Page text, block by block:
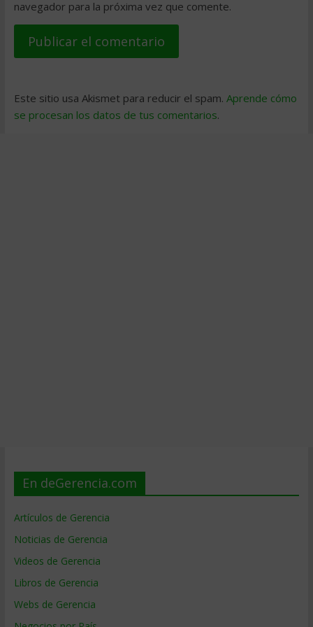
navegador para la próxima vez que comente.
Este sitio usa Akismet para reducir el spam. Aprende cómo
se procesan los datos de tus comentarios.
En deGerencia.com
Artículos de Gerencia
Noticias de Gerencia
Videos de Gerencia
Libros de Gerencia
Webs de Gerencia